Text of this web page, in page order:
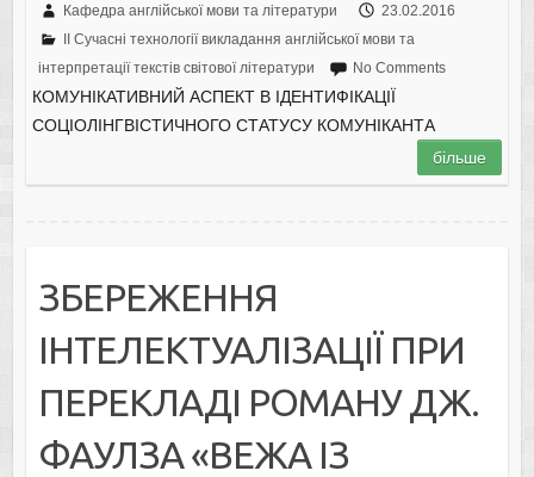
Кафедра англійської мови та літератури
23.02.2016
II Cучасні технології викладання англійської мови та
інтерпретації текстів світової літератури
No Comments
КОМУНІКАТИВНИЙ АСПЕКТ В ІДЕНТИФІКАЦІЇ
СОЦІОЛІНГВІСТИЧНОГО СТАТУСУ КОМУНІКАНТА
більше
ЗБЕРЕЖЕННЯ
ІНТЕЛЕКТУАЛІЗАЦІЇ ПРИ
ПЕРЕКЛАДІ РОМАНУ ДЖ.
ФАУЛЗА «ВЕЖА ІЗ